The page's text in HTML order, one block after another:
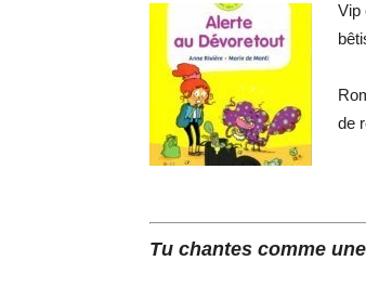
Vip
de
Tu chantes comme